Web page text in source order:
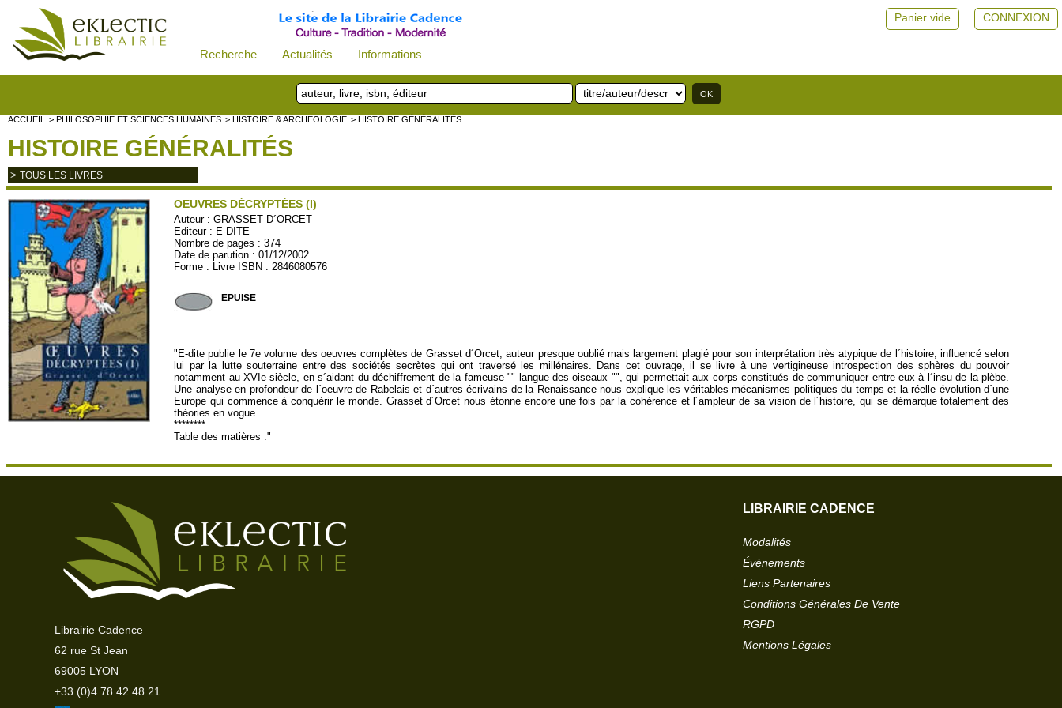
Recherche Actualités Informations
CONNEXION
Panier vide
ACCUEIL > PHILOSOPHIE ET SCIENCES HUMAINES > HISTOIRE & ARCHEOLOGIE > HISTOIRE GÉNÉRALITÉS
HISTOIRE GÉNÉRALITÉS
> TOUS LES LIVRES
OEUVRES DÉCRYPTÉES (I)
Auteur :GRASSET D´ORCET
Editeur : E-DITE
Nombre de pages : 374
Date de parution : 01/12/2002
Forme : Livre ISBN : 2846080576
EPUISE
"E-dite publie le 7e volume des oeuvres complètes de Grasset d´Orcet, auteur presque oublié mais largement plagié pour son interprétation très atypique de l´histoire, influencé selon
lui par la lutte souterraine entre des sociétés secrètes qui ont traversé les millénaires. Dans cet ouvrage, il se livre à une vertigineuse introspection des sphères du pouvoir
notamment au XVIe siècle, en s´aidant du déchiffrement de la fameuse "" langue des oiseaux "", qui permettait aux corps constitués de communiquer entre eux à l´insu de la plèbe.
Une analyse en profondeur de l´oeuvre de Rabelais et d´autres écrivains de la Renaissance nous explique les véritables mécanismes politiques du temps et la réelle évolution d´une
Europe qui commence à conquérir le monde. Grasset d´Orcet nous étonne encore une fois par la cohérence et l´ampleur de sa vision de l´histoire, qui se démarque totalement des
théories en vogue.
********
Table des matières :"
Librairie Cadence
62 rue St Jean
69005 LYON
+33 (0)4 78 42 48 21
LIBRAIRIE CADENCE
Modalités
Événements
Liens Partenaires
Conditions Générales De Vente
RGPD
Mentions Légales